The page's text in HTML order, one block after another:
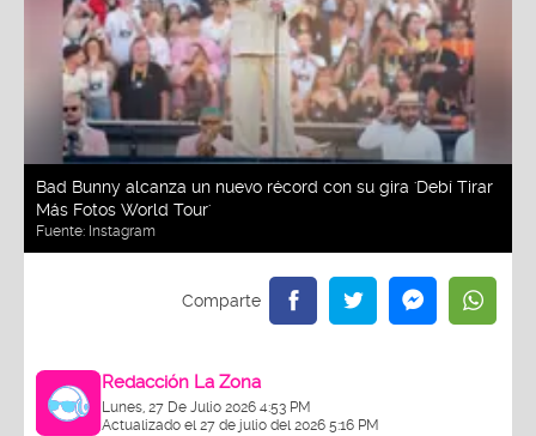
Bad Bunny alcanza un nuevo récord con su gira 'Debí Tirar
Más Fotos World Tour'
Fuente: Instagram
Redacción La Zona
Lunes, 27 De Julio 2026 4:53 PM
Actualizado el 27 de julio del 2026 5:16 PM